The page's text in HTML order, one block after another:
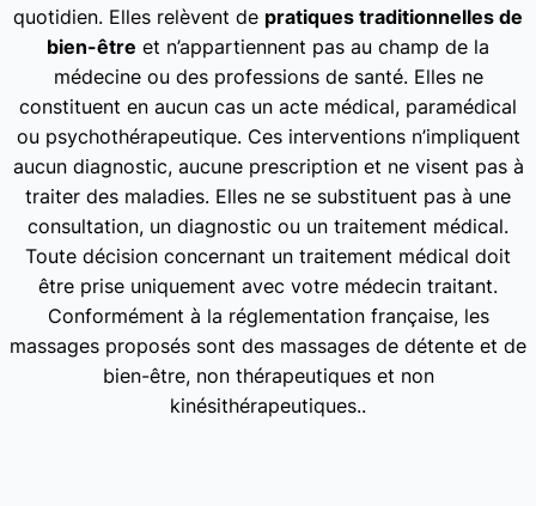
quotidien. Elles relèvent de pratiques traditionnelles de
bien-être et n’appartiennent pas au champ de la
médecine ou des professions de santé. Elles ne
constituent en aucun cas un acte médical, paramédical
ou psychothérapeutique. Ces interventions n’impliquent
aucun diagnostic, aucune prescription et ne visent pas à
traiter des maladies. Elles ne se substituent pas à une
consultation, un diagnostic ou un traitement médical.
Toute décision concernant un traitement médical doit
être prise uniquement avec votre médecin traitant.
Conformément à la réglementation française, les
massages proposés sont des massages de détente et de
bien-être, non thérapeutiques et non
kinésithérapeutiques..